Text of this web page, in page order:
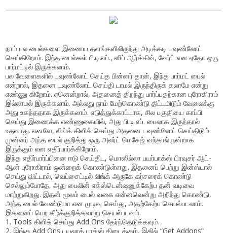
நாம் பல பைல்களை இணைய தளங்களிலிருந்து அடிக்கடி டவுண்லோட்
செய்கிறோம். இந்த பைல்கள் பி.டி.எப்., ஸிப் ஆர்க்கிவ், வேர்ட் என ஏதோ ஒரு
பார்மட்டில் இருக்கலாம்.
பல வேளைகளில் டவுண்லோட் செய்த பின்னர் தான், இந்த பார்மட் பைல்
என்றால், இதனை டவுண்லோட் செய்தி டாமல் இருந்திருக் கலாமே என்று
எண்ணு கிறோம். ஏனென்றால், அதனைத் திறந்து பார்ப்பதற்கான புரோகிராம்
இல்லாமல் இருக்கலாம். அல்லது நாம் மேற்கொண்டு திட்டமிடும் வேலைக்கு
அது உகந்ததாக இருக்கலாம். எடுத்துக்காட்டாக, சில பகுதியை காப்பி
செய்து இணைக்க எண்ணுகையில், அது பி.டி.எப். பைலாக இருந்தால்
உதவாது. எனவே, லிங்க் கிளிக் செய்து அதனை டவுண்லோட் செய்திடும்
முன்னர் அந்த பைல் குறித்து ஒரு அலர்ட் மெசேஜ் வந்தால் நன்றாக
இருக்கும் என எதிர்பார்க்கிறோம்.
இந்த எதிர்பார்ப்பினை ஈடு செய்திட, மொஸில்லா பயர்பாக்ஸ் பிரவுசர் ஆட்-
ஆன் புரோகிராம் ஒன்றைக் கொண்டுள்ளது. இதனைப் பெற்று இன்ஸ்டால்
செய்து விட்டால், வெப்சைட்டில் லிங்க் அருகே கர்சரைக் கொண்டு
செல்லும்போதே, அது பைலின் எக்ஸ்டென்ஷனுக்கேற்ப தன் வடிவை
மாற்றுகிறது. இதன் மூலம் பைல் வகை என்னவென்று அறிந்து கொண்டு,
அந்த பைல் வேண்டுமா என முடிவு செய்து, அதற்கேற்ப செயல்படலாம்.
இதனைப் பெற கீழ்க்குறித்தவாறு செயல்படவும்.
1. Tools கிளிக் செய்து Add Ons தேர்ந்தெடுக்கவும்.
2. இங்கு Add Ons டயலாக் பாக்ஸ் கிடைக்கும். இதில் “Get Addons”